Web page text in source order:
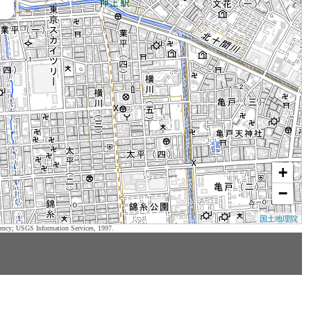
+
−
国土地理院
USGS Information Services, 1997.